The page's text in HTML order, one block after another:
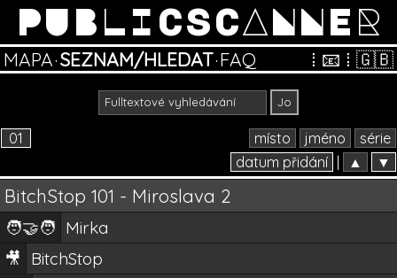
PUBLICSCANNER
MAPA·SEZNAM/HLEDAT·FAQ ⁞ 📧 ⁞ 🇬🇧
01 místo jméno
série
datum přidání
▲ ▼
BitchStop 101 - Miroslava 2
🧑‍🤝‍🧑 Mirka
🎥 BitchStop